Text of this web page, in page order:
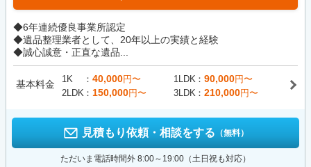
◆6年連続優良事業所認定
◆遺品整理業者として、20年以上の実績と経験
◆誠心誠意・正直な遺品...
基本料金 1K 40,000円〜 1LDK 90,000円〜
2LDK
150,000円〜 3LDK 210,000円〜
見積もり依頼・相談をする （無料）
ただいま電話時間外 8:00～19:00（土日祝も対応）